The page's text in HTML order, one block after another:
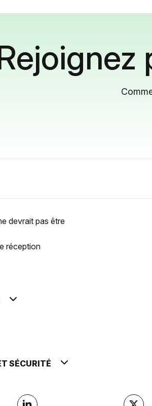
devrait pas être
réception
SÉCURITÉ